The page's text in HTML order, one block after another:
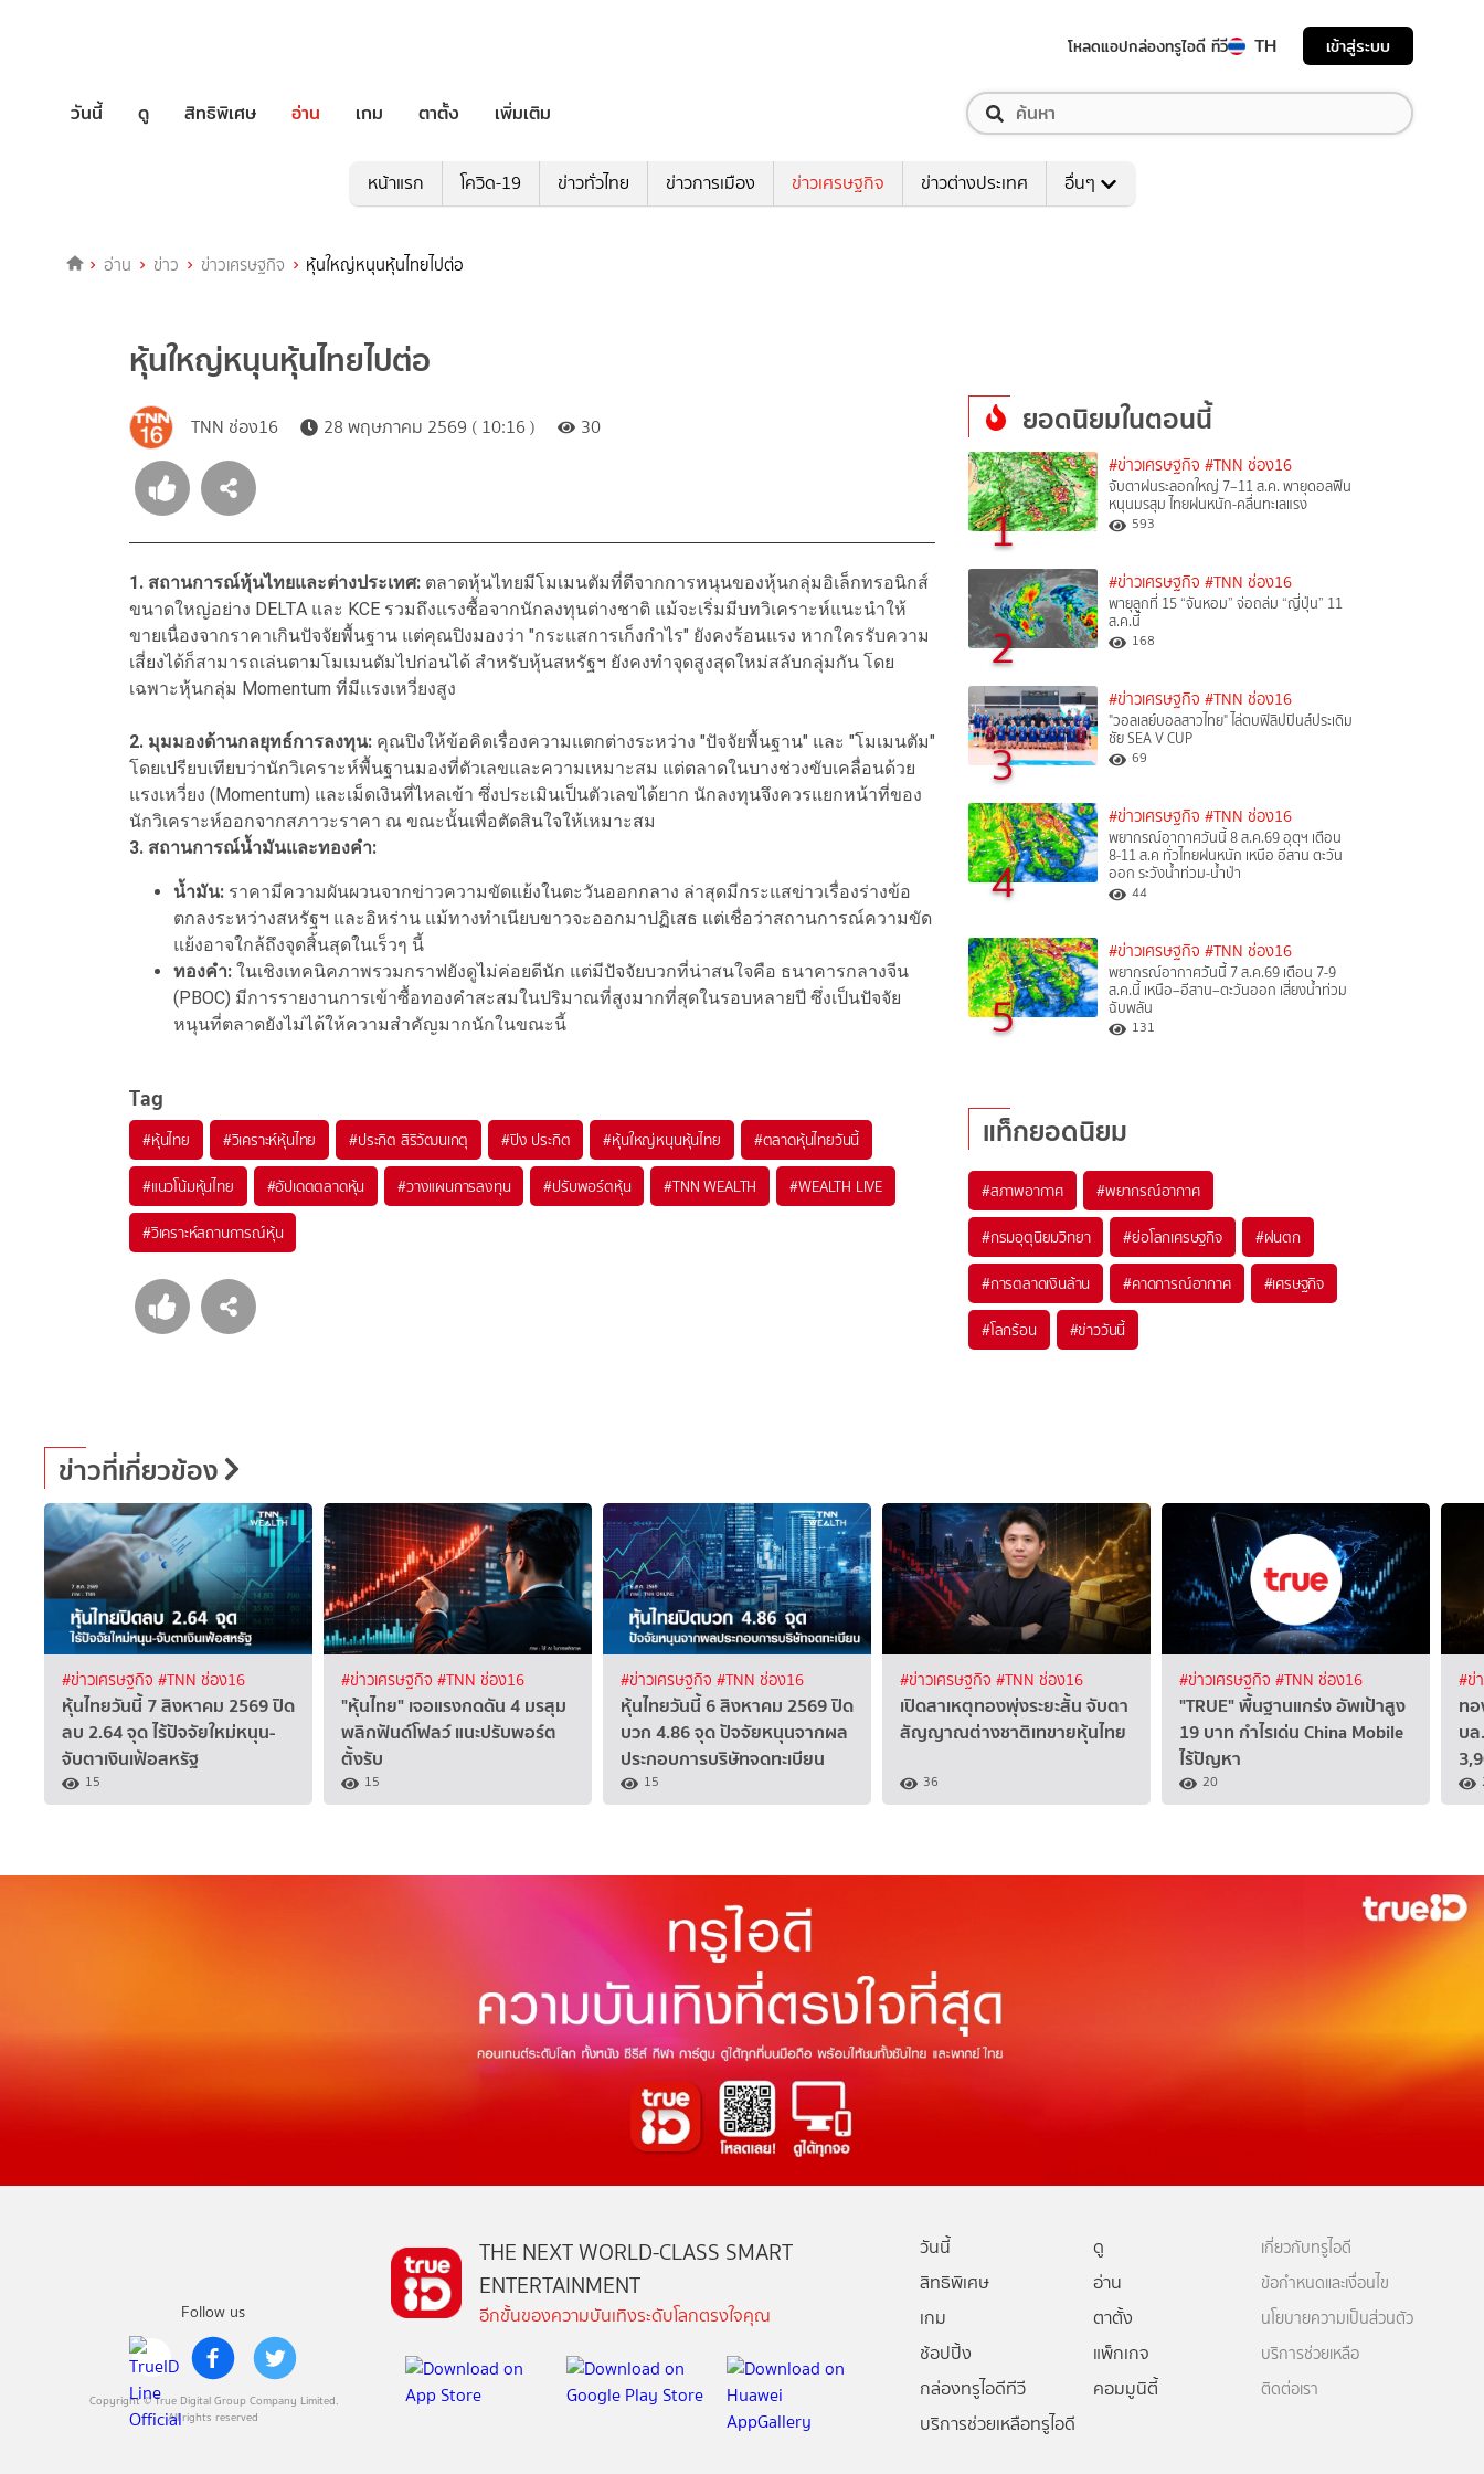
โหลดแอปกล่องทรูไอดี ทีวี TH เข้าสู่ระบบ
วันนี้ ดู สิทธิพิเศษ อ่าน เกม ตาตั้ง เพิ่มเติม
หน้าแรก โควิด-19 ข่าวทั่วไทย ข่าวการเมือง ข่าวเศรษฐกิจ ข่าวต่างประเทศ อื่นๆ
อ่าน ข่าว ข่าวเศรษฐกิจ หุ้นใหญ่หนุนหุ้นไทยไปต่อ
หุ้นใหญ่หนุนหุ้นไทยไปต่อ
TNN ช่อง16 28 พฤษภาคม 2569 ( 10:16 ) 30
1. สถานการณ์หุ้นไทยและต่างประเทศ: ตลาดหุ้นไทยมีโมเมนตัมที่ดีจากการหนุนของหุ้นกลุ่มอิเล็กทรอนิกส์
ขนาดใหญ่อย่าง DELTA และ KCE รวมถึงแรงซื้อจากนักลงทุนต่างชาติ แม้จะเริ่มมีบทวิเคราะห์แนะนำให้
ขายเนื่องจากราคาเกินปัจจัยพื้นฐาน แต่คุณปิงมองว่า "กระแสการเก็งกำไร" ยังคงร้อนแรง หากใครรับความ
เสี่ยงได้ก็สามารถเล่นตามโมเมนตัมไปก่อนได้ สำหรับหุ้นสหรัฐฯ ยังคงทำจุดสูงสุดใหม่สลับกลุ่มกัน โดย
เฉพาะหุ้นกลุ่ม Momentum ที่มีแรงเหวี่ยงสูง
2. มุมมองด้านกลยุทธ์การลงทุน: คุณปิงให้ข้อคิดเรื่องความแตกต่างระหว่าง "ปัจจัยพื้นฐาน" และ "โมเมนตัม"
โดยเปรียบเทียบว่านักวิเคราะห์พื้นฐานมองที่ตัวเลขและความเหมาะสม แต่ตลาดในบางช่วงขับเคลื่อนด้วย
แรงเหวี่ยง (Momentum) และเม็ดเงินที่ไหลเข้า ซึ่งประเมินเป็นตัวเลขได้ยาก นักลงทุนจึงควรแยกหน้าที่ของ
นักวิเคราะห์ออกจากสภาวะราคา ณ ขณะนั้นเพื่อตัดสินใจให้เหมาะสม
3. สถานการณ์น้ำมันและทองคำ:
น้ำมัน: ราคามีความผันผวนจากข่าวความขัดแย้งในตะวันออกกลาง ล่าสุดมีกระแสข่าวเรื่องร่างข้อ
ตกลงระหว่างสหรัฐฯ และอิหร่าน แม้ทางทำเนียบขาวจะออกมาปฏิเสธ แต่เชื่อว่าสถานการณ์ความขัด
แย้งอาจใกล้ถึงจุดสิ้นสุดในเร็วๆ นี้
ทองคำ: ในเชิงเทคนิคภาพรวมกราฟยังดูไม่ค่อยดีนัก แต่มีปัจจัยบวกที่น่าสนใจคือ ธนาคารกลางจีน
(PBOC) มีการรายงานการเข้าซื้อทองคำสะสมในปริมาณที่สูงมากที่สุดในรอบหลายปี ซึ่งเป็นปัจจัย
หนุนที่ตลาดยังไม่ได้ให้ความสำคัญมากนักในขณะนี้
Tag
#หุ้นไทย #วิเคราะห์หุ้นไทย #ประกิต สิริวัฒนเกตุ #ปิง ประกิต #หุ้นใหญ่หนุนหุ้นไทย #ตลาดหุ้นไทยวันนี้
#แนวโน้มหุ้นไทย #อัปเดตตลาดหุ้น #วางแผนการลงทุน #ปรับพอร์ตหุ้น #TNN WEALTH #WEALTH LIVE
#วิเคราะห์สถานการณ์หุ้น
ยอดนิยมในตอนนี้
1
#ข่าวเศรษฐกิจ #TNN ช่อง16
จับตาฝนระลอกใหญ่ 7–11 ส.ค. พายุดอลฟิน
หนุนมรสุม ไทยฝนหนัก-คลื่นทะเลแรง
593
2
#ข่าวเศรษฐกิจ #TNN ช่อง16
พายุลูกที่ 15 “จันหอม” จ่อถล่ม “ญี่ปุ่น” 11
ส.ค.นี้
168
3
#ข่าวเศรษฐกิจ #TNN ช่อง16
"วอลเลย์บอลสาวไทย" ไล่ตบฟิลิปปินส์ประเดิม
ชัย SEA V CUP
69
4
#ข่าวเศรษฐกิจ #TNN ช่อง16
พยากรณ์อากาศวันนี้ 8 ส.ค.69 อุตุฯ เตือน
8-11 ส.ค ทั่วไทยฝนหนัก เหนือ อีสาน ตะวัน
ออก ระวังน้ำท่วม-น้ำป่า
44
5
#ข่าวเศรษฐกิจ #TNN ช่อง16
พยากรณ์อากาศวันนี้ 7 ส.ค.69 เตือน 7-9
ส.ค.นี้ เหนือ–อีสาน–ตะวันออก เสี่ยงน้ำท่วม
ฉับพลัน
131
แท็กยอดนิยม
#สภาพอากาศ #พยากรณ์อากาศ
#กรมอุตุนิยมวิทยา #ย่อโลกเศรษฐกิจ #ฝนตก
#การตลาดเงินล้าน #คาดการณ์อากาศ #เศรษฐกิจ
#โลกร้อน #ข่าววันนี้
ข่าวที่เกี่ยวข้อง
#ข่าวเศรษฐกิจ #TNN ช่อง16
หุ้นไทยวันนี้ 7 สิงหาคม 2569 ปิด
ลบ 2.64 จุด ไร้ปัจจัยใหม่หนุน-
จับตาเงินเฟ้อสหรัฐ
15
#ข่าวเศรษฐกิจ #TNN ช่อง16
"หุ้นไทย" เจอแรงกดดัน 4 มรสุม
พลิกฟันด์โฟลว์ แนะปรับพอร์ต
ตั้งรับ
15
#ข่าวเศรษฐกิจ #TNN ช่อง16
หุ้นไทยวันนี้ 6 สิงหาคม 2569 ปิด
บวก 4.86 จุด ปัจจัยหนุนจากผล
ประกอบการบริษัทจดทะเบียน
15
#ข่าวเศรษฐกิจ #TNN ช่อง16
เปิดสาเหตุทองพุ่งระยะสั้น จับตา
สัญญาณต่างชาติเทขายหุ้นไทย
36
#ข่าวเศรษฐกิจ #TNN ช่อง16
"TRUE" พื้นฐานแกร่ง อัพเป้าสูง
19 บาท กำไรเด่น China Mobile
ไร้ปัญหา
20
#ข่
ท
บล
Follow us
Copyright © True Digital Group Company Limited.
All rights reserved
THE NEXT WORLD-CLASS SMART
ENTERTAINMENT
อีกขั้นของความบันเทิงระดับโลกตรงใจคุณ
วันนี้
ดู
สิทธิพิเศษ
อ่าน
เกม
ตาตั้ง
ช้อปปิ้ง
แพ็กเกจ
กล่องทรูไอดีทีวี
คอมมูนิตี้
บริการช่วยเหลือทรูไอดี
เกี่ยวกับทรูไอดี
ข้อกำหนดและเงื่อนไข
นโยบายความเป็นส่วนตัว
บริการช่วยเหลือ
ติดต่อเรา